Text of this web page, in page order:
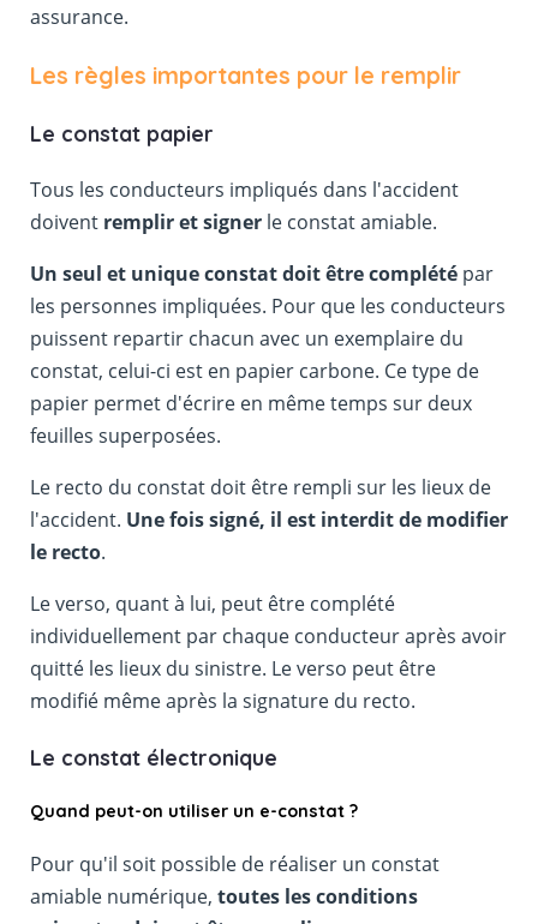
assurance.
Les règles importantes pour le remplir
Le constat papier
Tous les conducteurs impliqués dans l'accident
doivent remplir et signerle constat amiable.
Un seul et unique constat doit être complétépar
les personnes impliquées. Pour que les conducteurs
puissent repartir chacun avec un exemplaire du
constat, celui-ci est en papier carbone. Ce type de
papier permet d'écrire en même temps sur deux
feuilles superposées.
Le recto du constat doit être rempli sur les lieux de
l'accident. Une fois signé, il est interdit de modifier
le recto.
Le verso, quant à lui, peut être complété
individuellement par chaque conducteur après avoir
quitté les lieux du sinistre. Le verso peut être
modifié même après la signature du recto.
Le constat électronique
Quand peut-on utiliser un e-constat ?
Pour qu'il soit possible de réaliser un constat
amiable numérique, toutes les conditions